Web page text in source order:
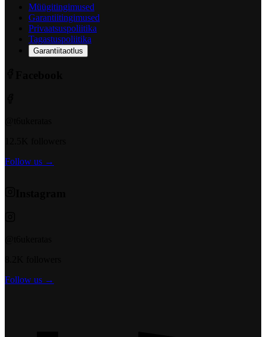
Müügitingimused
Garantiitingimused
Privaatsuspoliitika
Tagastuspoliitika
Garantiitaotlus
Follow us →
Follow us →